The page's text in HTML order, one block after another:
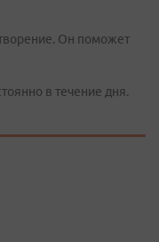
Он поможет
в течение дня.